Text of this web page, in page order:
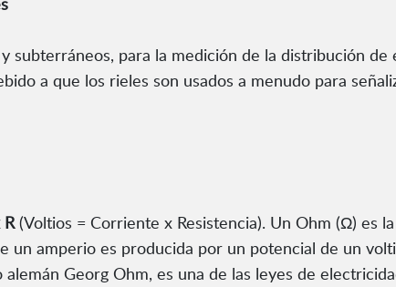
subterráneos, para la medición de la distribución
a que los rieles son usados a menudo para
R(Voltios = Corriente x Resistencia). Un Ohm (Ω) es
un amperio es producida por un potencial de un
Georg Ohm, es una de las leyes de